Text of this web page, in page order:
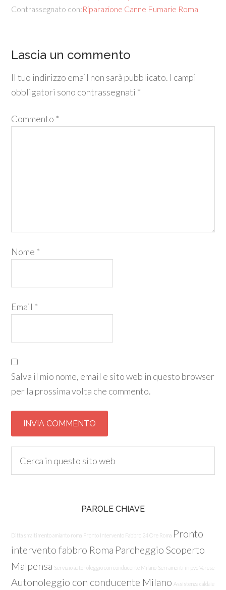
Contrassegnato con:Riparazione Canne Fumarie Roma
Lascia un commento
Il tuo indirizzo email non sarà pubblicato. I campi
obbligatori sono contrassegnati *
Commento *
Nome *
Email *
Salva il mio nome, email e sito web in questo browser
per la prossima volta che commento.
PAROLE CHIAVE
Ditta smaltimento amianto roma Pronto Intervento Fabbro 24 Ore Roma Pronto
intervento fabbro Roma Parcheggio Scoperto
Malpensa Servizio autonoleggio con conducente Milano Serramenti in pvc Varese
Autonoleggio con conducente Milano Assistenza caldaie